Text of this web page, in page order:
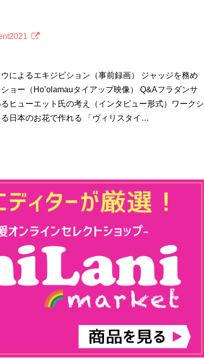
によるエキジビション（事前録画） ジャッジを務め
ョー（Hoʼolamauタイアップ映像） Q&Aフラダンサ
ヒューエット氏の考え（インタビュー形式）ワークシ
日本のお花で作れる 「ヴィリスタイ…